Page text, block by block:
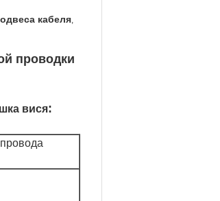
кабеля,
проводки
вися: